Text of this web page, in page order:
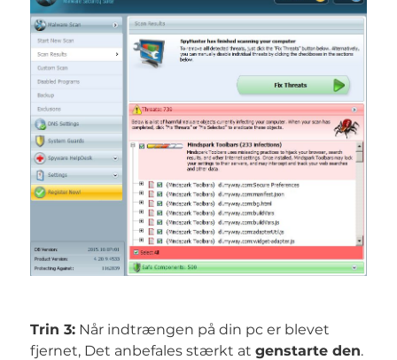
Trin 3:Når indtrængen på din pc er blevet
fjernet, Det anbefales stærkt at genstarte den.